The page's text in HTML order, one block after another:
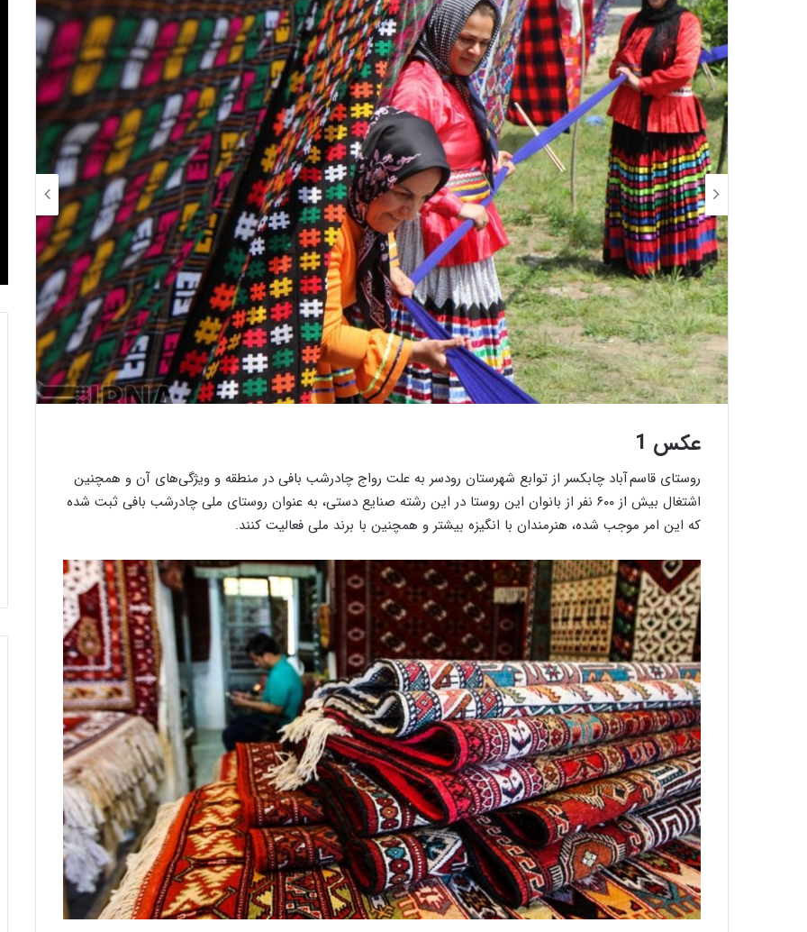
عکس 1
روستای قاسم آباد چابکسر از توابع شهرستان رودسر به علت رواج چادرشب بافی در منطقه و ویژگی‌های آن و همچنین
اشتغال بیش از ۶۰۰ نفر از بانوان این روستا در این رشته صنایع دستی، به عنوان روستای ملی چادرشب بافی ثبت شده
که این امر موجب شده، هنرمندان با انگیزه بیشتر و همچنین با برند ملی فعالیت کنند.
گذری بر کارگاه ‌های قالیبافی اردکان
خ
ن‌
ب
ا
ی
ب
ه
ر
و
ا
ی
ت
ت
ص
و
ی
ر
خورجین‌ بافی به روایت تصویر
ب
د
د
ی
ل
م
ا
ت‌
ه
ا
ی
ژ
ا
ن
ی
ا
ز
ب
ن
ی
ا
د
ر
عرب‌ زاده